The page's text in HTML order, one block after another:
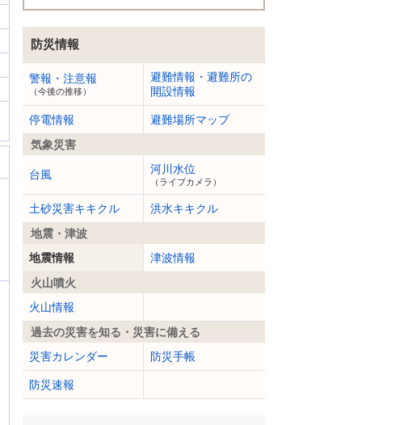
防災情報
警報・注意報
（今後の推移）
避難情報・避難所の
開設情報
停電情報
避難場所マップ
気象災害
台風 河川水位
（ライブカメラ）
土砂災害キキクル
洪水キキクル
地震・津波
地震情報
津波情報
火山噴火
火山情報
過去の災害を知る・災害に備える
災害カレンダー
防災手帳
防災速報